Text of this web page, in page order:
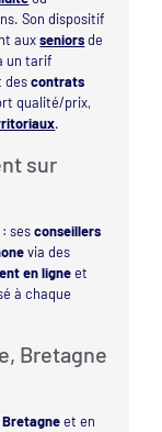
Son dispositif
auxseniorsde
un tarif
descontrats
qualité/prix,
.
sur
: sesconseillers
via des
en ligneet
à chaque
Bretagne
Bretagneet en